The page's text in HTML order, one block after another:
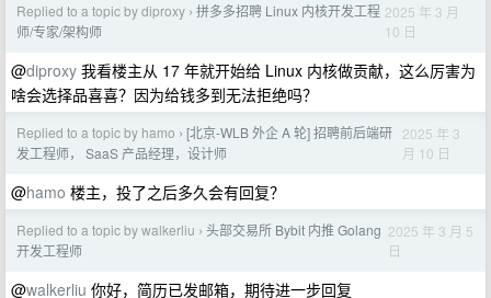
Replied to a topic by diproxy › 拼多多招聘 Linux 内核开发工程
师/专家/架构师
2025 年 3 月
10 日
@diproxy 我看楼主从 17 年就开始给 Linux 内核做贡献，这么厉害为
啥会选择品喜喜？因为给钱多到无法拒绝吗？
Replied to a topic by hamo › [北京-WLB 外企 A 轮] 招聘前后端研
发工程师， SaaS 产品经理，设计师
2025 年 3
月 10 日
@hamo 楼主，投了之后多久会有回复？
Replied to a topic by walkerliu › 头部交易所 Bybit 内推 Golang
开发工程师
2025 年 3 月 5
日
@walkerliu 你好，简历已发邮箱，期待进一步回复